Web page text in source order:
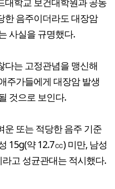
한 음주이더라도 대장암
사실을 규명했다.
다는 고정관념을 맹신해
주가들에게 대장암 발생
것으로 보인다.
운 또는 적당한 음주 기준
15g(약 12.7㏄) 미만, 남성
고 성균관대는 적시했다.